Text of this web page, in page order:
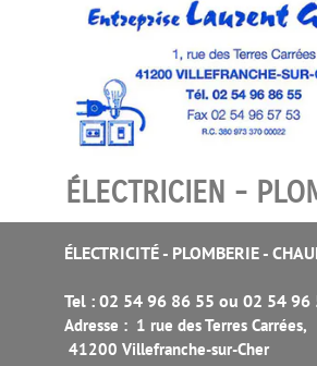
ÉLECTRICIEN -
ÉLECTRICITÉ - PLOMBERIE -
Tel : 02 54 96 86 55 ou 02 54 96
Adresse : 1 rue des Terres Carrées,
41200 Villefranche-sur-Cher